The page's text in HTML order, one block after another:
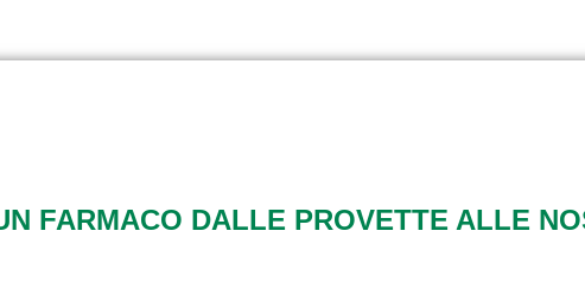
FARMACO DALLE PROVETTE ALLE